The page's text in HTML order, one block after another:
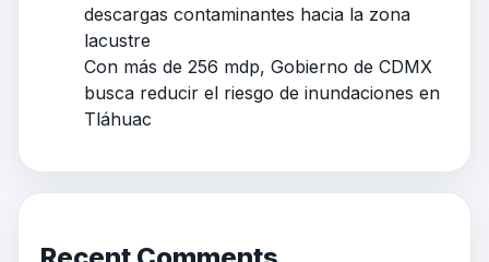
descargas contaminantes hacia la zona
lacustre
Con más de 256 mdp, Gobierno de CDMX
busca reducir el riesgo de inundaciones en
Tláhuac